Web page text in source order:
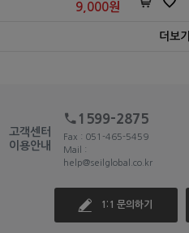
9,000원
더보기
고객센터
이용안내
1599-2875
Fax : 051-465-5459
Mail :
help@seilglobal.co.kr
1:1 문의하기